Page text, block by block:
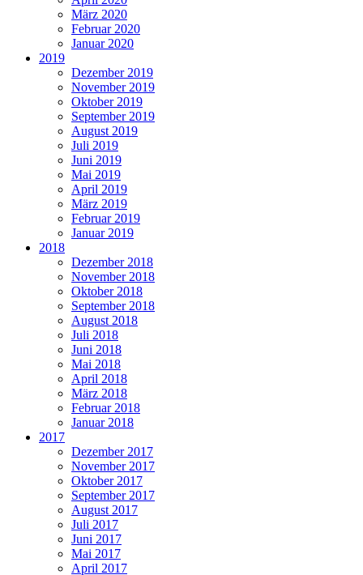
März 2020
Februar 2020
Januar 2020
2019
Dezember 2019
November 2019
Oktober 2019
September 2019
August 2019
Juli 2019
Juni 2019
Mai 2019
April 2019
März 2019
Februar 2019
Januar 2019
2018
Dezember 2018
November 2018
Oktober 2018
September 2018
August 2018
Juli 2018
Juni 2018
Mai 2018
April 2018
März 2018
Februar 2018
Januar 2018
2017
Dezember 2017
November 2017
Oktober 2017
September 2017
August 2017
Juli 2017
Juni 2017
Mai 2017
April 2017